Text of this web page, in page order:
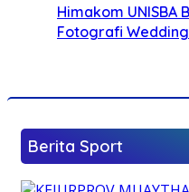
Himakom UNISBA
Fotografi
Berita Sport